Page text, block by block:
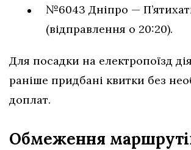
№6043 Дніпро —
(відправлення о 20:20).
Для посадки на електропоїзд
раніше придбані квитки без
доплат.
Обмеження